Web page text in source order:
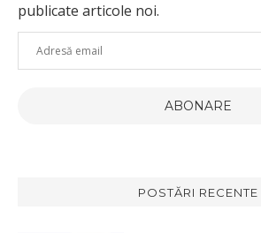
publicate articole noi.
Adresă
email
ABONARE
POSTĂRI RECENTE